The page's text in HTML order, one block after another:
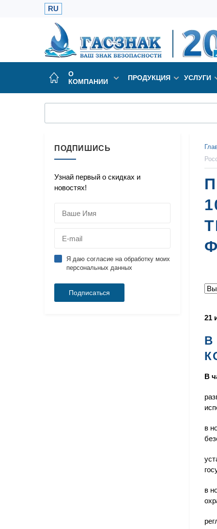
RU
О
КОМПАНИИ
ПРОДУКЦИЯ УСЛУГИ
ПОДПИШИСЬ
Узнай первый о скидках и
новостях!
Я даю согласие на обработку моих
персональных данных
21
В
В
в
в